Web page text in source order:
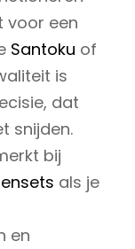
voor een
Santoku of
is
dat
snijden.
bij
als je
en